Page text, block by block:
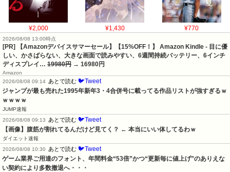
¥2,000 ¥1,430 ¥770
2026/08/08 13:00時点
[PR] 【Amazonデバイスサマーセール】【15%OFF！】 Amazon Kindle - 目に優
しい、かさばらない、大きな画面で読みやすい、6週間持続バッテリー、6インチ
ディスプレイ… 19980円 → 16980円
Amazon
2026/08/08 09:14 あとで読む 🐦Tweet
ジャンプが最も売れた1995年新年3・4合併号に載ってる作品リストが強すぎるｗ
ｗｗｗｗ
JUMP速報
2026/08/08 09:13
あとで読む 🐦Tweet
【画像】腹筋が割れてるんだけど見てく？ ← 本当にいい体してるわｗ
ダイエット速報
2026/08/08 10:30
あとで読む 🐦Tweet
ゲーム業界ご用達のフォント、年間料金“53倍”かつ“更新毎に値上げ”のありえな
い契約により多数撤退へ・・・